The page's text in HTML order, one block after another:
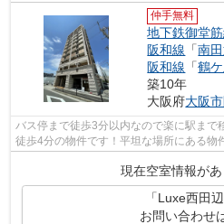
仲手無料
地下鉄御堂
阪和線 「南田
阪和線 「鶴
築10年
大阪府大阪
バス停まで徒歩3分以内なので楽に駅まで
徒歩4分の物件です！平坦な場所にある物
用部にはエレベータ・敷地内ごみ置き場...
現在空室情報があ
「Luxe西田
お問い合わせ